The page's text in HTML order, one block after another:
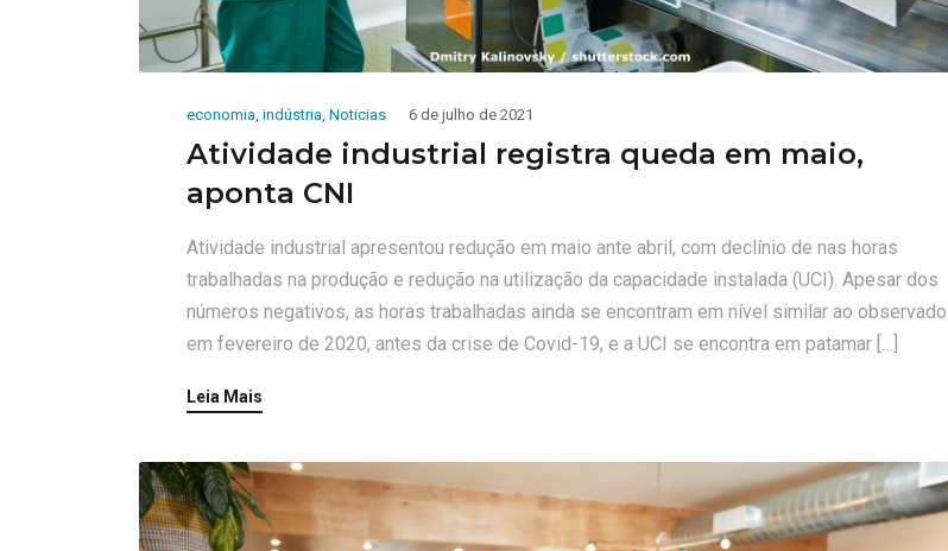
economia indústria Noticias 6 de julho de 2021
Atividade industrial registra queda em maio,
aponta CNI
Atividade industrial apresentou redução em maio ante abril, com declínio de nas horas
trabalhadas na produção e redução na utilização da capacidade instalada (UCI). Apesar dos
números negativos, as horas trabalhadas ainda se encontram em nível similar ao observado
em fevereiro de 2020, antes da crise de Covid-19, e a UCI se encontra em patamar […]
Leia Mais